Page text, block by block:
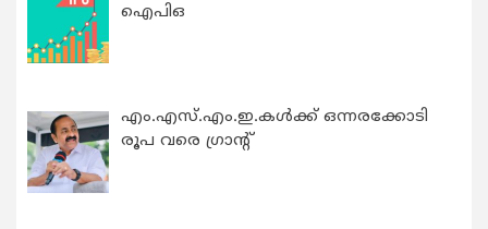
ഐപിഒ
എം.എസ്.എം.ഇ.കൾക്ക് ഒന്നരക്കോടി
രൂപ വരെ ഗ്രാന്റ്